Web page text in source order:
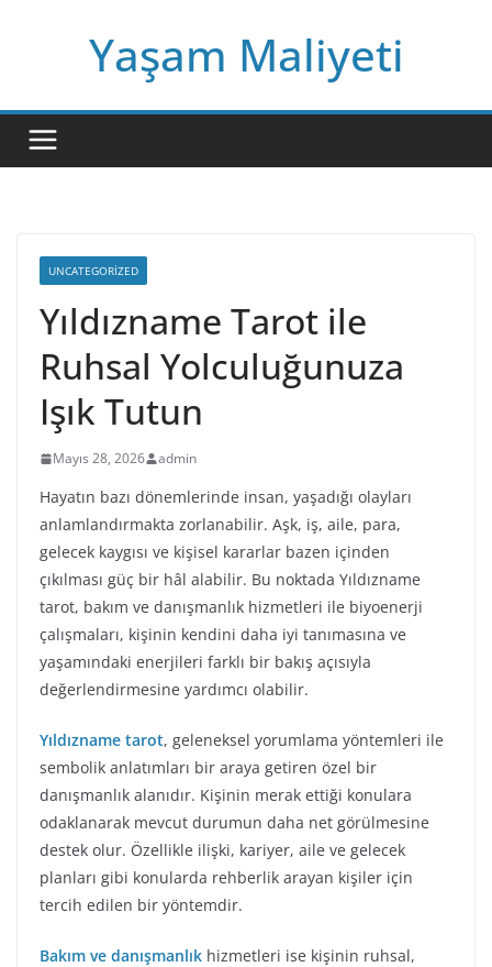
Yaşam Maliyeti
UNCATEGORIZED
Yıldızname Tarot ile
Ruhsal Yolculuğunuza
Işık Tutun
Mayıs 28, 2026 admin
Hayatın bazı dönemlerinde insan, yaşadığı olayları
anlamlandırmakta zorlanabilir. Aşk, iş, aile, para,
gelecek kaygısı ve kişisel kararlar bazen içinden
çıkılması güç bir hâl alabilir. Bu noktada Yıldızname
tarot, bakım ve danışmanlık hizmetleri ile biyoenerji
çalışmaları, kişinin kendini daha iyi tanımasına ve
yaşamındaki enerjileri farklı bir bakış açısıyla
değerlendirmesine yardımcı olabilir.
Yıldızname tarot, geleneksel yorumlama yöntemleri ile
sembolik anlatımları bir araya getiren özel bir
danışmanlık alanıdır. Kişinin merak ettiği konulara
odaklanarak mevcut durumun daha net görülmesine
destek olur. Özellikle ilişki, kariyer, aile ve gelecek
planları gibi konularda rehberlik arayan kişiler için
tercih edilen bir yöntemdir.
Bakım ve danışmanlık hizmetleri ise kişinin ruhsal,